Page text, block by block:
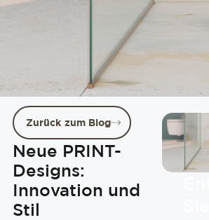
Zurück zum Blog
Neue PRINT-
Designs:
Innovation und
Stil